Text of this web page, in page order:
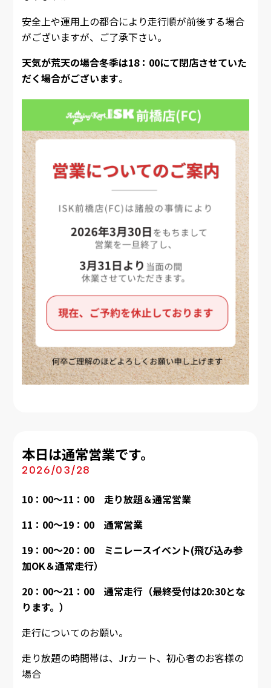
安全上や運用上の都合により走行順が前後する場合
がございますが、ご了承下さい。
天気が荒天の場合冬季は18：00にて閉店させていた
だく場合がございます。
本日は通常営業です。
2026/03/28
10：00～11：00 走り放題＆通常営業
11：00～19：00
通常営業
19：00～20：00 ミニレースイベント(飛び込み参
加OK＆通常走行）
20：00～21：00 通常走行（最終受付は20:30とな
ります。）
走行についてのお願い。
走り放題の時間帯は、Jrカート、初心者のお客様の
場合